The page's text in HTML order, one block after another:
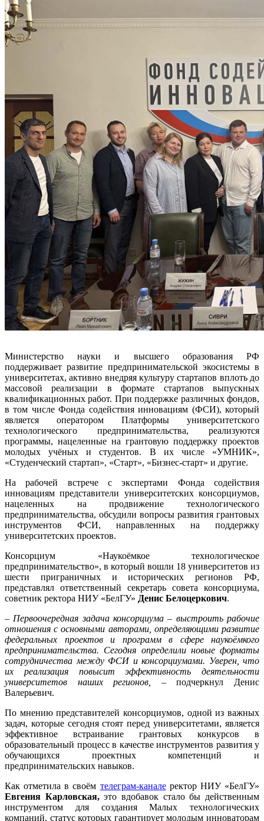
Министерство науки и высшего образования РФ
поддерживает развитие предпринимательской экосистемы в
университетах, активно внедряя культуру стартапов вплоть до
массовой реализации в формате стартапов выпускных
квалификационных работ. При поддержке различных фондов,
в том числе Фонда содействия инновациям (ФСИ), который
является оператором Платформы университетского
технологического предпринимательства, реализуются
программы, нацеленные на грантовую поддержку проектов
молодых учёных и студентов. В их числе «УМНИК»,
«Студенческий стартап», «Старт», «Бизнес-старт» и другие.
На рабочей встрече с экспертами Фонда содействия
инновациям представители университетских консорциумов,
нацеленных на продвижение технологического
предпринимательства, обсудили вопросы развития грантовых
инструментов ФСИ, направленных на поддержку
университетских проектов.
Консорциум «Наукоёмкое технологическое
предпринимательство», в который вошли 18 университетов из
шести приграничных и исторических регионов РФ,
представлял ответственный секретарь совета консорциума,
советник ректора НИУ «БелГУ» Денис Белоцеркович.
– Первоочередная задача консорциума – выстроить рабочие
отношения с основными авторами, определяющими развитие
федеральных проектов и программ в сфере наукоёмкого
предпринимательства. Сегодня определили новые форматы
сотрудничества между ФСИ и консорциумами. Уверен, что
их реализация повысит эффективность деятельности
университетов наших регионов,
– подчеркнул Денис
Валерьевич.
По мнению представителей консорциумов, одной из важных
задач, которые сегодня стоят перед университетами, является
эффективное встраивание грантовых конкурсов в
образовательный процесс в качестве инструментов развития у
обучающихся проектных компетенций и
предпринимательских навыков.
Как отметила в своём телеграм-каналеректор НИУ «БелГУ»
Евгения Карловская,это вдобавок стало бы действенным
инструментом для создания Малых технологических
компаний, статус которых гарантирует молодым инноваторам